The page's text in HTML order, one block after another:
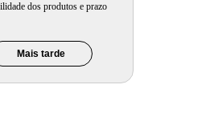
dos produtos e prazo
Mais tarde